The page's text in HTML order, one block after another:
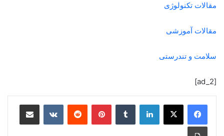
مقالات تکنولوژی
مقالات آموزشی
سلامت و تندرستی
[ad_2]